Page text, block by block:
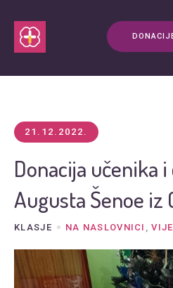
21.12.2022.
Donacija učenika
Augusta Šenoe iz
KLASJE NA NASLOVNICI ,